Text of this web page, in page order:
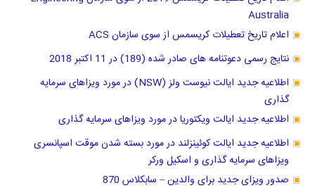
Australia
اعلام تاریخ تعطیلات کریسمس از سوی سازمان ACS
نتایج رسمی دعوتنامه های صادر شده (189) در 11 اکتبر 2018
اطلاعیه جدید ایالت نیوست ولز (NSW) در مورد ویزاهای سرمایه
گذاری
اطلاعیه جدید ایالت ویکتوریا در مورد ویزاهای سرمایه گذاری
اطلاعیه جدید ایالت کوئینزلند در مورد بسته شدن موقت اسپانسری
ویزاهای سرمایه گذاری و اسکیل ورکر
صدور ویزای جدید برای والدین – سابکلاس 870